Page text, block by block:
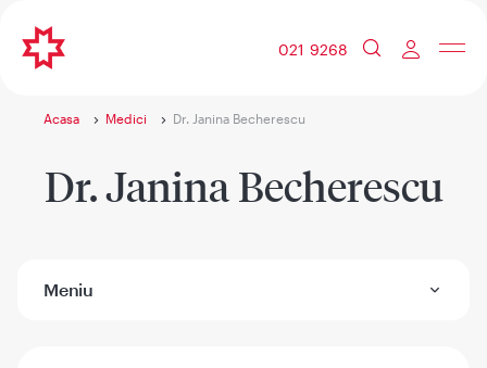
021 9268
Acasa Medici Dr. Janina Becherescu
Dr. Janina Becherescu
Meniu